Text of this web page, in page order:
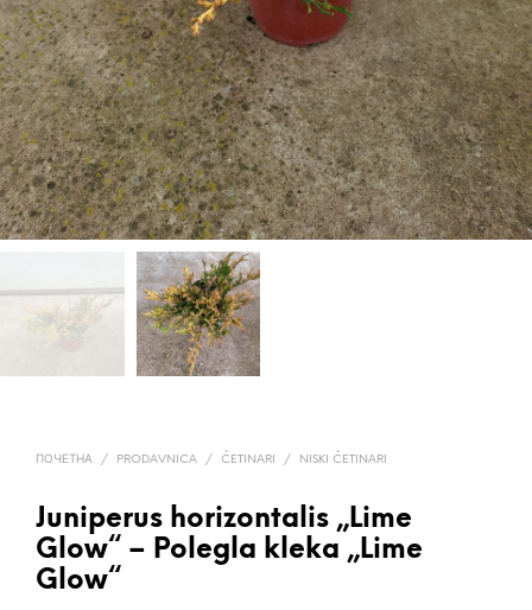
ПОЧЕТНА / PRODAVNICA / ČETINARI / NISKI ČETINARI
Juniperus horizontalis „Lime
Glow“ – Polegla kleka „Lime
Glow“